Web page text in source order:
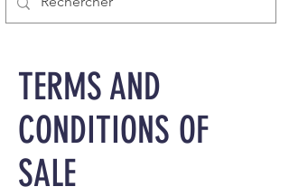
TERMS AND
CONDITIONS OF
SALE